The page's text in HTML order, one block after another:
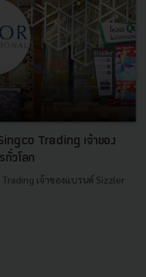
Trading เจ้าของ
ทั่วโลก
เจ้าของแบรนด์ Sizzler